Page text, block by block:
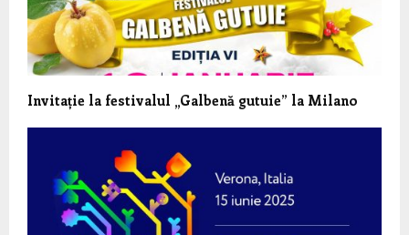
Invitație la festivalul „Galbenă gutuie” la Milano